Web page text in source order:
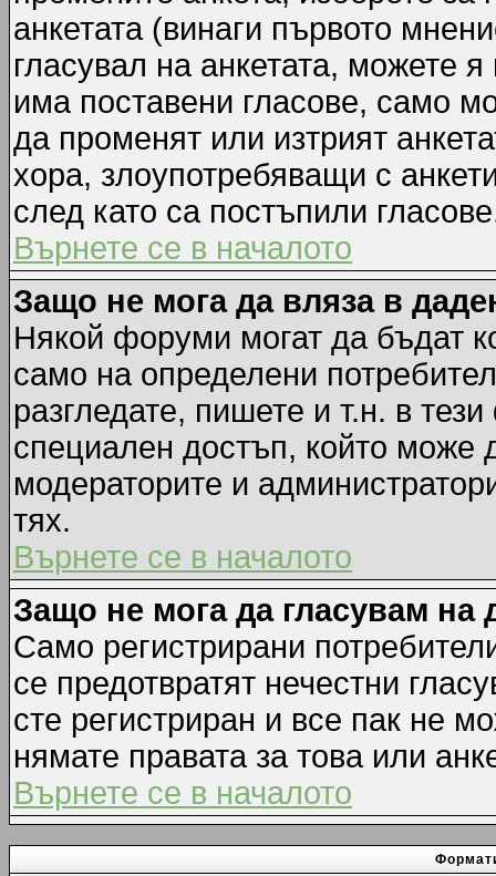
анкетата (винаги първото
гласувал на анкетата, можете
има поставени гласове, само
да променят или изтрият
хора, злоупотребяващи с
след като са постъпили
Върнете се в началото
Защо не мога да вляза в
Някой форуми могат да бъдат
само на определени
разгледате, пишете и т.н. в
специален достъп, който може
модераторите и
тях.
Върнете се в началото
Защо не мога да гласувам на
Само регистрирани
се предотвратят нечестни
сте регистриран и все пак не
нямате правата за това или
Върнете се в началото